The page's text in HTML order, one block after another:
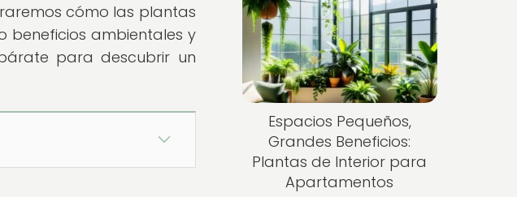
cómo las plantas
beneficios ambientales y
para descubrir un
Espacios Pequeños,
Grandes Beneficios:
Plantas de Interior para
Apartamentos